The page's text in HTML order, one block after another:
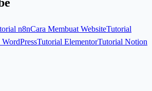
n8nCara Membuat WebsiteTutorial
Tutorial ElementorTutorial Notion